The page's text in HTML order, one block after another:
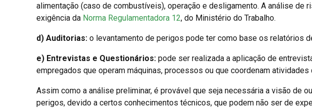
alimentação (caso de combustíveis), operação e desligamento. A análise de
exigência da Norma Regulamentadora 12, do Ministério do Trabalho.
d) Auditorias: o levantamento de perigos pode ter como base os relatórios
e) Entrevistas e Questionários: pode ser realizada a aplicação de
empregados que operam máquinas, processos ou que coordenam
Assim como a análise preliminar, é provável que seja necessária a visão de
perigos, devido a certos conhecimentos técnicos, que podem não ser de